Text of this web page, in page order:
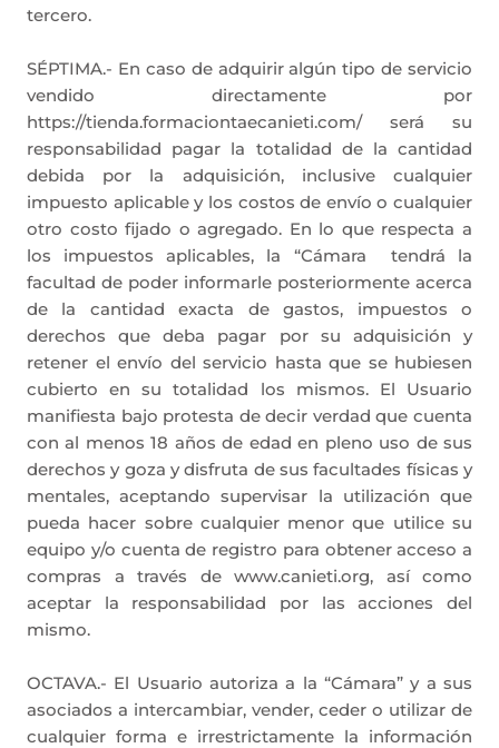
tercero.
SÉPTIMA.- En caso de adquirir algún tipo de servicio
vendido directamente por
https://tienda.formaciontaecanieti.com/ será su
responsabilidad pagar la totalidad de la cantidad
debida por la adquisición, inclusive cualquier
impuesto aplicable y los costos de envío o cualquier
otro costo fijado o agregado. En lo que respecta a
los impuestos aplicables, la “Cámara
tendrá la
facultad de poder informarle posteriormente acerca
de la cantidad exacta de gastos, impuestos o
derechos que deba pagar por su adquisición y
retener el envío del servicio hasta que se hubiesen
cubierto en su totalidad los mismos. El Usuario
manifiesta bajo protesta de decir verdad que cuenta
con al menos 18 años de edad en pleno uso de sus
derechos y goza y disfruta de sus facultades físicas y
mentales, aceptando supervisar la utilización que
pueda hacer sobre cualquier menor que utilice su
equipo y/o cuenta de registro para obtener acceso a
compras a través de www.canieti.org, así como
aceptar la responsabilidad por las acciones del
mismo.
OCTAVA.- El Usuario autoriza a la “Cámara” y a sus
asociados a intercambiar, vender, ceder o utilizar de
cualquier forma e irrestrictamente la información